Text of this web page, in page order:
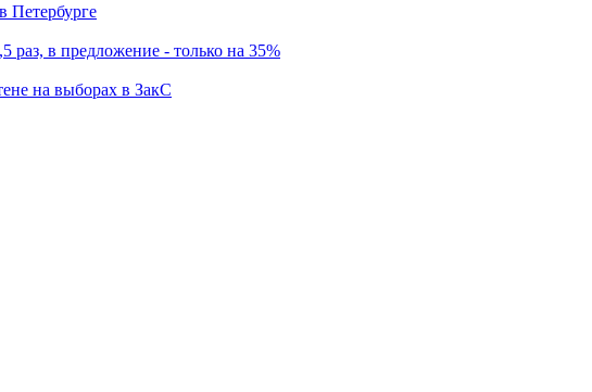
Петербурге
раз, в предложение - только на 35%
на выборах в ЗакС